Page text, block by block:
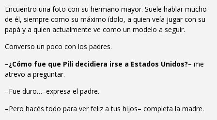
Encuentro una foto con su hermano mayor. Suele hablar mucho
de él, siempre como su máximo ídolo, a quien veía jugar con su
papá y a quien actualmente ve como un modelo a seguir.
Converso un poco con los padres.
–¿Cómo fue que Pili decidiera irse a Estados Unidos?– me
atrevo a preguntar.
–Fue duro…–expresa el padre.
–Pero hacés todo para ver feliz a tus hijos– completa la madre.